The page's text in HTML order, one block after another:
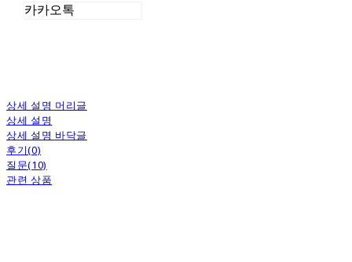
카카오톡
상세 설명 머리글
상세 설명
상세 설명 바닥글
후기(0)
질문(10)
관련 상품